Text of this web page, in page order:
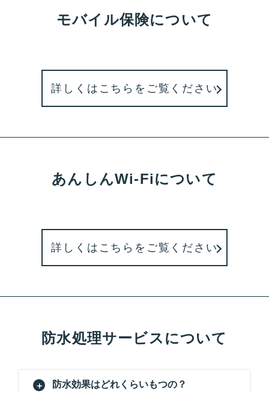
モバイル保険について
詳しくはこちらをご覧ください
あんしんWi-Fiについて
詳しくはこちらをご覧ください
防水処理サービスについて
防水効果はどれくらいもつの？